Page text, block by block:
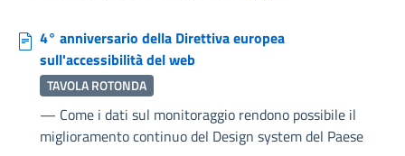
4° anniversario della Direttiva europea
sull'accessibilità del web
TAVOLA ROTONDA
— Come i dati sul monitoraggio rendono possibile il
miglioramento continuo del Design system del Paese